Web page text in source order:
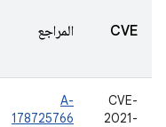
CVE المراجع
CVE-
2021-
A-
178725766